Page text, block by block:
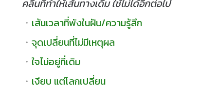
คลื่นที่ทำให้เส้นทางเดิม ใช้ไม่ได้อีกต่อไป
・ เส้นเวลาที่พังในฝัน/ความรู้สึก
・ จุดเปลี่ยนที่ไม่มีเหตุผล
・ ใจไม่อยู่ที่เดิม
・ เงียบ แต่โลกเปลี่ยน